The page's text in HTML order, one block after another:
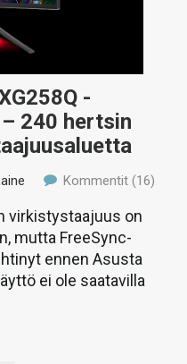
-
240 hertsin
Kommentit (16)
virkistystaajuus on
mutta FreeSync-
ennen Asusta
ei ole saatavilla